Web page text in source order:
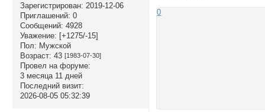
Зарегистрирован: 2019-12-06
Приглашений: 0
Сообщений: 4928
Уважение: [+1275/-15]
Пол: Мужской
Возраст: 43 [1983-07-30]
Провел на форуме:
3 месяца 11 дней
Последний визит:
2026-08-05 05:32:39
0